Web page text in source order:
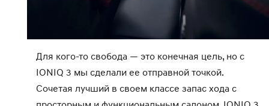
Для кого-то свобода — это конечная цель, но с
IONIQ 3 мы сделали ее отправной точкой.
Сочетая лучший в своем классе запас хода с